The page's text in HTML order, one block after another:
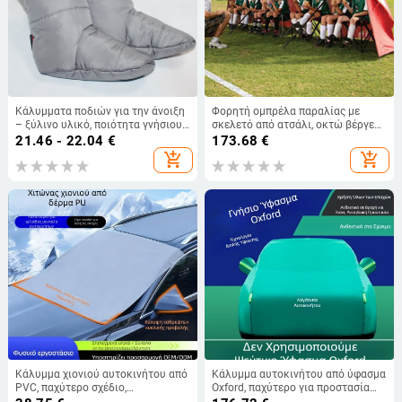
Κάλυμματα ποδιών για την άνοιξη
– ξύλινο υλικό, ποιότητα γνήσιου
δέρματος
21.46 - 22.04 €
add_shopping_cart
Φορητή ομπρέλα παραλίας με
σκελετό από ατσάλι, οκτώ βέργες,
πολυλειτουργικός θόλος για
ψάρεμα και υπαίθριο κάμπινγκ
173.68 €
add_shopping_cart
Κάλυμμα χιονιού αυτοκινήτου από
PVC, παχύτερο σχέδιο,
Κάλυμμα αυτοκινήτου από ύφασμα
Oxford, παχύτερο για προστασία